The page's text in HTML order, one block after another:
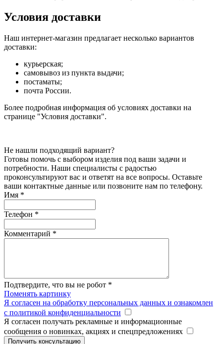
Условия доставки
Наш интернет-магазин предлагает несколько вариантов
доставки:
курьерская;
самовывоз из пункта выдачи;
постаматы;
почта России.
Более подробная информация об условиях доставки на
странице "Условия доставки".
Не нашли подходящий вариант?
Готовы помочь с выбором изделия под ваши задачи и
потребности. Наши специалисты с радостью
проконсультируют вас и ответят на все вопросы. Оставьте
ваши контактные данные или позвоните нам по телефону.
Имя *
Телефон *
Комментарий *
Подтвердите, что вы не робот *
Поменять картинку
Я согласен на обработку персональных данных и ознакомлен
с политикой конфиденциальности
Я согласен получать рекламные и информационные
сообщения о новинках, акциях и спецпредложениях